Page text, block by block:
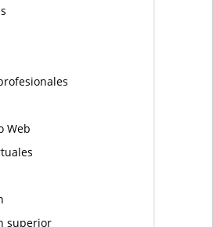
Web
superior